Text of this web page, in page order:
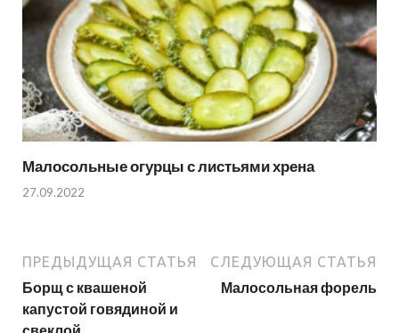
Малосольные огурцы с листьями хрена
27.09.2022
ПРЕДЫДУЩАЯ СТАТЬЯ
Борщ с квашеной
капустой говядиной и
СЛЕДУЮЩАЯ СТАТЬЯ
Малосольная форель